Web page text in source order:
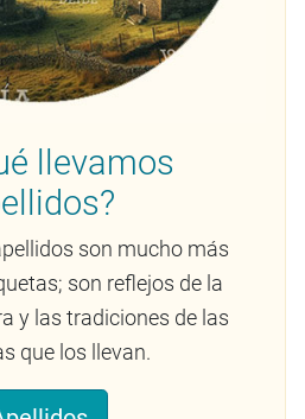
llevamos
son mucho más
son reflejos de la
y las tradiciones de las
que los llevan.